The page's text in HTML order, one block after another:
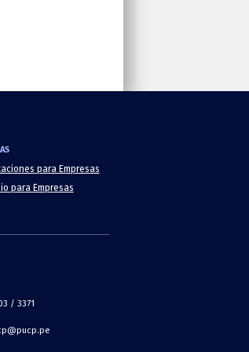
para Empresas
para Empresas
/ 3371